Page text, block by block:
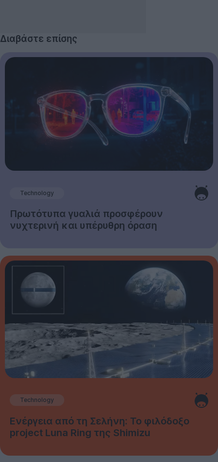
Διαβάστε επίσης
Technology
Πρωτότυπα γυαλιά προσφέρουν
νυχτερινή και υπέρυθρη όραση
Technology
Ενέργεια από τη Σελήνη: Το φιλόδοξο
project Luna Ring της Shimizu